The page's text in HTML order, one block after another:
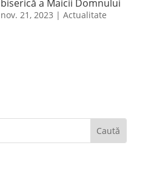
biserică a Maicii Domnului
nov. 21, 2023 | Actualitate